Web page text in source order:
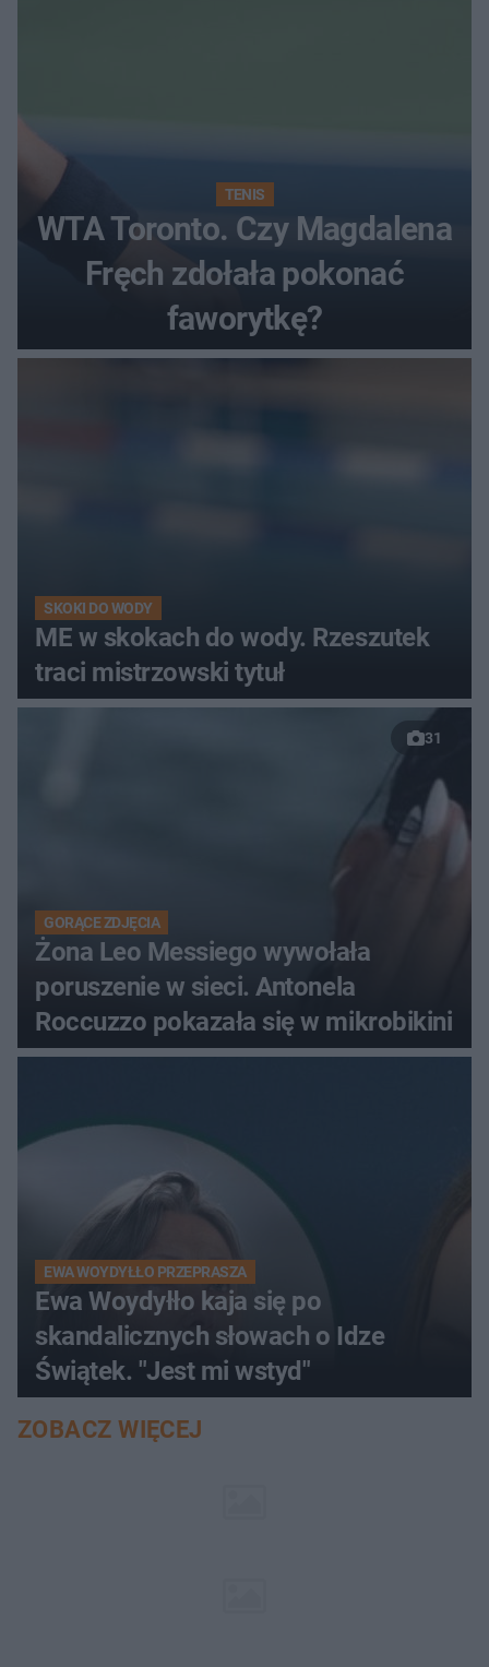
TENIS
WTA Toronto. Czy Magdalena
Fręch zdołała pokonać
faworytkę?
SKOKI DO WODY
ME w skokach do wody. Rzeszutek
traci mistrzowski tytuł
31
GORĄCE ZDJĘCIA
Żona Leo Messiego wywołała
poruszenie w sieci. Antonela
Roccuzzo pokazała się w mikrobikini
EWA WOYDYŁŁO PRZEPRASZA
Ewa Woydyłło kaja się po
skandalicznych słowach o Idze
Świątek. "Jest mi wstyd"
ZOBACZ WIĘCEJ